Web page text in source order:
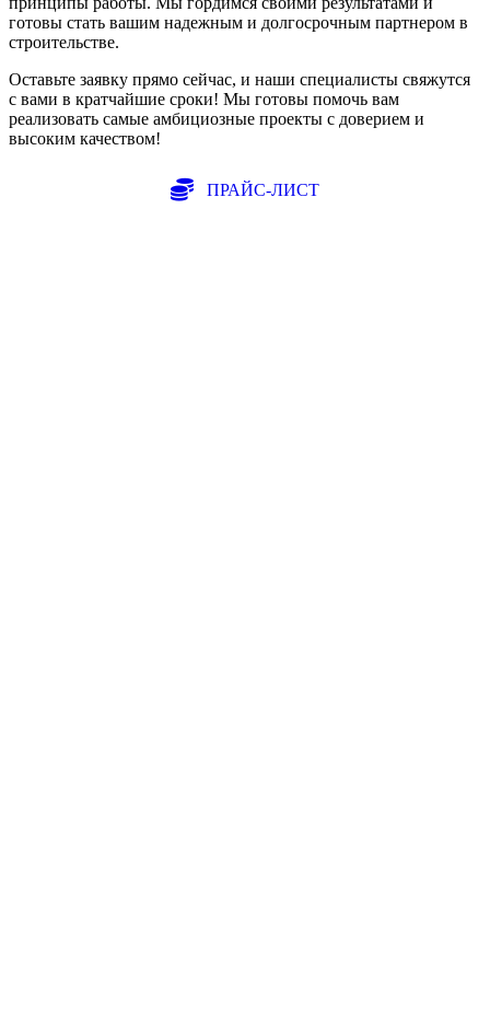
готовы стать вашим надежным и долгосрочным партнером в
строительстве.
Оставьте заявку прямо сейчас, и наши специалисты свяжутся
с вами в кратчайшие сроки! Мы готовы помочь вам
реализовать самые амбициозные проекты с доверием и
высоким качеством!
ПРАЙС-ЛИСТ